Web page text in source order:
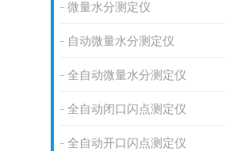
微量水分测定仪
自动微量水分测定仪
全自动微量水分测定仪
全自动闭口闪点测定仪
全自动开口闪点测定仪